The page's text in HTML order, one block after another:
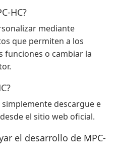
HC?
mediante
que permiten a los
funciones o cambiar la
simplemente descargue e
el sitio web oficial.
el desarrollo de MPC-